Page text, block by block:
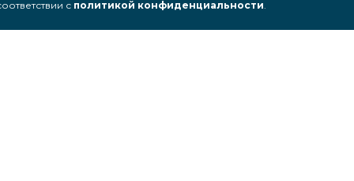
с политикой конфиденциальности.